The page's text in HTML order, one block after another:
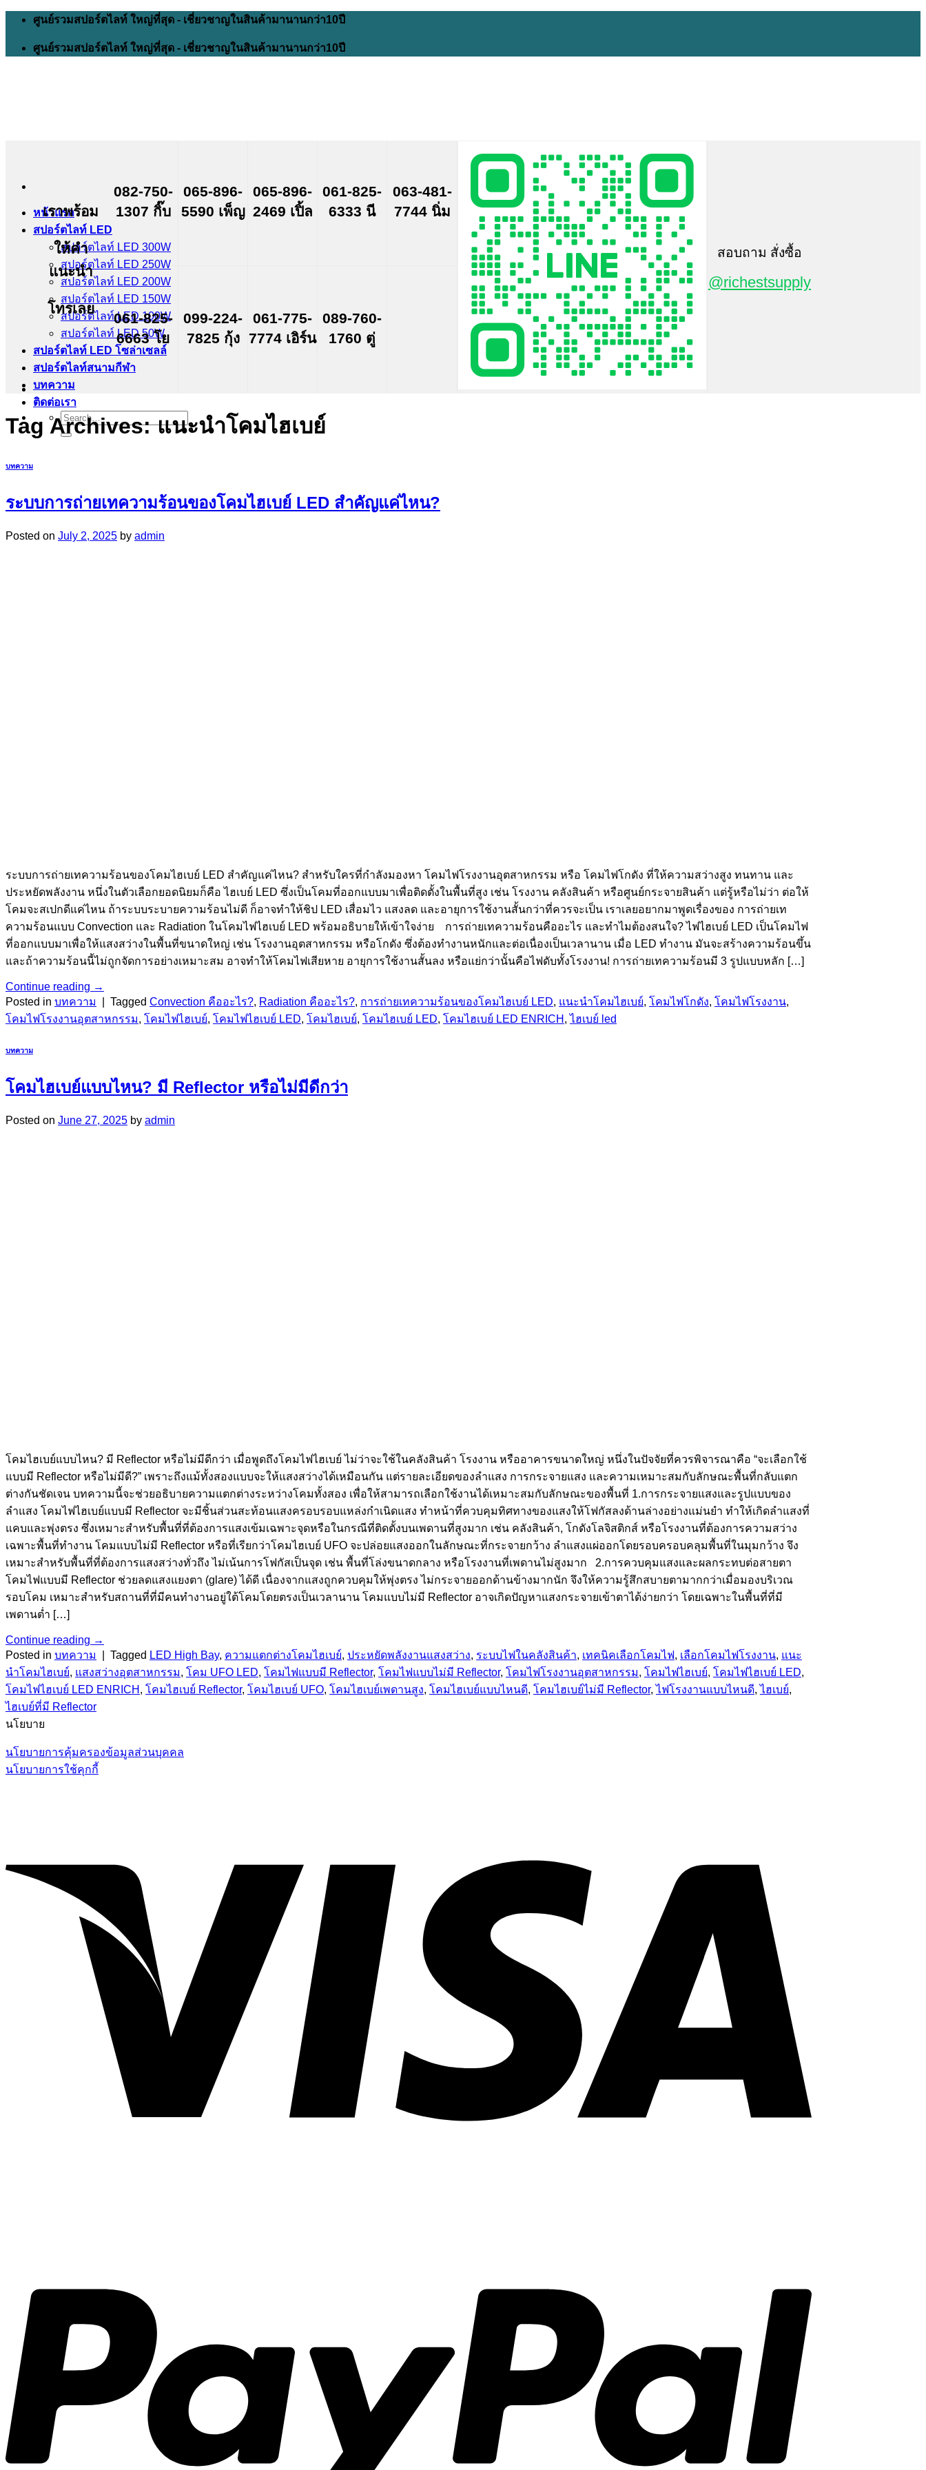
Skip
ศูนย์รวมสปอร์ตไลท์ ใหญ่ที่สุด - เชี่ยวชาญในสินค้ามานานกว่า10ปี
ศูนย์รวมสปอร์ตไลท์ ใหญ่ที่สุด - เชี่ยวชาญในสินค้ามานานกว่า10ปี
หน้าแรก
สปอร์ตไลท์ LED
สปอร์ตไลท์ LED 300W
สปอร์ตไลท์ LED 250W
สปอร์ตไลท์ LED 200W
สปอร์ตไลท์ LED 150W
สปอร์ตไลท์ LED 100W
สปอร์ตไลท์ LED 50W
สปอร์ตไลท์ LED โซล่าเซลล์
สปอร์ตไลท์สนามกีฬา
บทความ
ติดต่อเรา
Search
for:
เราพร้อม
ให้คำ
แนะนำ
โทรเลย
082-750-
1307 กิ๊บ
065-896-
5590 เพ็ญ
065-896-
2469 เปิ้ล
061-825-
6333 นี
063-481-
7744 นิ่ม
สอบถาม สั่งซื้อ
@richestsupply
061-825-
6663 โย
099-224-
7825 กุ้ง
061-775-
7774 เอิร์น
089-760-
1760 ตู่
Tag Archives:แนะนำโคมไฮเบย์
บทความ
ระบบการถ่ายเทความร้อนของโคมไฮเบย์ LED สำคัญแค่ไหน?
Posted on July 2, 2025 by admin
ระบบการถ่ายเทความร้อนของโคมไฮเบย์ LED สำคัญแค่ไหน? สำหรับใครที่กำลังมองหา โคมไฟโรงงานอุตสาหกรรม หรือ โคมไฟโกดัง ที่ให้ความสว่างสูง ทนทาน และ
ประหยัดพลังงาน หนึ่งในตัวเลือกยอดนิยมก็คือ ไฮเบย์ LED ซึ่งเป็นโคมที่ออกแบบมาเพื่อติดตั้งในพื้นที่สูง เช่น โรงงาน คลังสินค้า หรือศูนย์กระจายสินค้า แต่รู้หรือไม่ว่า ต่อให้
โคมจะสเปกดีแค่ไหน ถ้าระบบระบายความร้อนไม่ดี ก็อาจทำให้ชิป LED เสื่อมไว แสงลด และอายุการใช้งานสั้นกว่าที่ควรจะเป็น เราเลยอยากมาพูดเรื่องของ การถ่ายเท
ความร้อนแบบ Convection และ Radiation ในโคมไฟไฮเบย์ LED พร้อมอธิบายให้เข้าใจง่าย การถ่ายเทความร้อนคืออะไร และทำไมต้องสนใจ? ไฟไฮเบย์ LED เป็นโคมไฟ
ที่ออกแบบมาเพื่อให้แสงสว่างในพื้นที่ขนาดใหญ่ เช่น โรงงานอุตสาหกรรม หรือโกดัง ซึ่งต้องทำงานหนักและต่อเนื่องเป็นเวลานาน เมื่อ LED ทำงาน มันจะสร้างความร้อนขึ้น
และถ้าความร้อนนี้ไม่ถูกจัดการอย่างเหมาะสม อาจทำให้โคมไฟเสียหาย อายุการใช้งานสั้นลง หรือแย่กว่านั้นคือไฟดับทั้งโรงงาน! การถ่ายเทความร้อนมี 3 รูปแบบหลัก […]
Continue reading →
Posted in บทความ Tagged Convection คืออะไร?, Radiation คืออะไร?, การถ่ายเทความร้อนของโคมไฮเบย์ LED, แนะนำโคมไฮเบย์, โคมไฟโกดัง, โคมไฟโรงงาน,
โคมไฟโรงงานอุตสาหกรรม, โคมไฟไฮเบย์, โคมไฟไฮเบย์ LED, โคมไฮเบย์, โคมไฮเบย์ LED, โคมไฮเบย์ LED ENRICH ,ไฮเบย์ led
บทความ
โคมไฮเบย์แบบไหน? มี Reflector หรือไม่มีดีกว่า
Posted on June 27, 2025 by admin
โคมไฮเบย์แบบไหน? มี Reflector หรือไม่มีดีกว่า เมื่อพูดถึงโคมไฟไฮเบย์ ไม่ว่าจะใช้ในคลังสินค้า โรงงาน หรืออาคารขนาดใหญ่ หนึ่งในปัจจัยที่ควรพิจารณาคือ “จะเลือกใช้
แบบมี Reflector หรือไม่มีดี?” เพราะถึงแม้ทั้งสองแบบจะให้แสงสว่างได้เหมือนกัน แต่รายละเอียดของลำแสง การกระจายแสง และความเหมาะสมกับลักษณะพื้นที่กลับแตก
ต่างกันชัดเจน บทความนี้จะช่วยอธิบายความแตกต่างระหว่างโคมทั้งสอง เพื่อให้สามารถเลือกใช้งานได้เหมาะสมกับลักษณะของพื้นที่ 1.การกระจายแสงและรูปแบบของ
ลำแสง โคมไฟไฮเบย์แบบมี Reflector จะมีชิ้นส่วนสะท้อนแสงครอบรอบแหล่งกำเนิดแสง ทำหน้าที่ควบคุมทิศทางของแสงให้โฟกัสลงด้านล่างอย่างแม่นยำ ทำให้เกิดลำแสงที่
แคบและพุ่งตรง ซึ่งเหมาะสำหรับพื้นที่ที่ต้องการแสงเข้มเฉพาะจุดหรือในกรณีที่ติดตั้งบนเพดานที่สูงมาก เช่น คลังสินค้า, โกดังโลจิสติกส์ หรือโรงงานที่ต้องการความสว่าง
เฉพาะพื้นที่ทำงาน โคมแบบไม่มี Reflector หรือที่เรียกว่าโคมไฮเบย์ UFO จะปล่อยแสงออกในลักษณะที่กระจายกว้าง ลำแสงแผ่ออกโดยรอบครอบคลุมพื้นที่ในมุมกว้าง จึง
เหมาะสำหรับพื้นที่ที่ต้องการแสงสว่างทั่วถึง ไม่เน้นการโฟกัสเป็นจุด เช่น พื้นที่โล่งขนาดกลาง หรือโรงงานที่เพดานไม่สูงมาก 2.การควบคุมแสงและผลกระทบต่อสายตา
โคมไฟแบบมี Reflector ช่วยลดแสงแยงตา (glare) ได้ดี เนื่องจากแสงถูกควบคุมให้พุ่งตรง ไม่กระจายออกด้านข้างมากนัก จึงให้ความรู้สึกสบายตามากกว่าเมื่อมองบริเวณ
รอบโคม เหมาะสำหรับสถานที่ที่มีคนทำงานอยู่ใต้โคมโดยตรงเป็นเวลานาน โคมแบบไม่มี Reflector อาจเกิดปัญหาแสงกระจายเข้าตาได้ง่ายกว่า โดยเฉพาะในพื้นที่ที่มี
เพดานต่ำ […]
Continue reading →
Posted in บทความ Tagged LED High Bay, ความแตกต่างโคมไฮเบย์, ประหยัดพลังงานแสงสว่าง, ระบบไฟในคลังสินค้า, เทคนิคเลือกโคมไฟ, เลือกโคมไฟโรงงาน, แนะ
นำโคมไฮเบย์, แสงสว่างอุตสาหกรรม, โคม UFO LED, โคมไฟแบบมี Reflector, โคมไฟแบบไม่มี Reflector, โคมไฟโรงงานอุตสาหกรรม, โคมไฟไฮเบย์, โคมไฟไฮเบย์ LED,
โคมไฟไฮเบย์ LED ENRICH , โคมไฮเบย์ Reflector, โคมไฮเบย์ UFO, โคมไฮเบย์เพดานสูง, โคมไฮเบย์แบบไหนดี, โคมไฮเบย์ไม่มี Reflector,ไฟโรงงานแบบไหนดี,ไฮเบย์,
ไฮเบย์ที่มี Reflector
นโยบาย
นโยบายการคุ้มครองข้อมูลส่วนบุคคล
นโยบายการใช้คุกกี้